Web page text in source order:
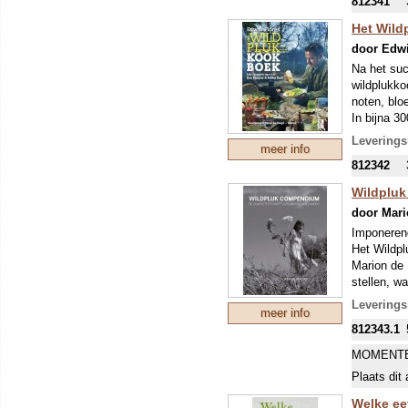
letten?
antwoord.
meer info
Het
door
Na het
noten,
In bijna
gerechten.
812342
meer info
door
Het
Marion
stellen,
Compleet
De
3.900
planten.
812343.1
Plaats dit
Welke